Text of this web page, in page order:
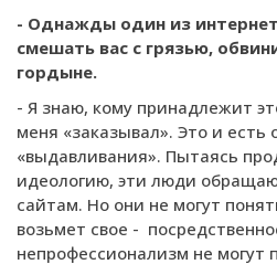
- Однажды один из
смешать вас с грязью,
гордыне.
- Я знаю, кому принадлежит
меня «заказывал». Это и есть
«выдавливания». Пытаясь
идеологию, эти люди
сайтам. Но они не могут
возьмет свое -
непрофессионализм не могут